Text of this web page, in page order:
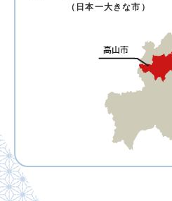
（日本一大きな市）